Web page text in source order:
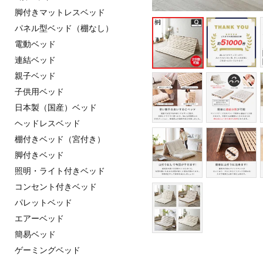
脚付きマットレスベッド
パネル型ベッド（棚なし）
電動ベッド
連結ベッド
親子ベッド
子供用ベッド
日本製（国産）ベッド
ヘッドレスベッド
棚付きベッド（宮付き）
脚付きベッド
照明・ライト付きベッド
コンセント付きベッド
パレットベッド
エアーベッド
簡易ベッド
ゲーミングベッド